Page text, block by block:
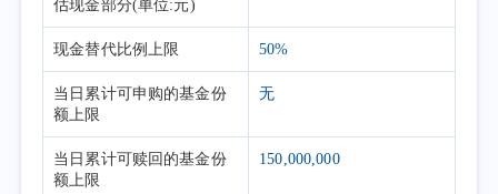
估现金部分(单位:元)
现金替代比例上限 50%
当日累计可申购的基金份
额上限
无
当日累计可赎回的基金份
额上限
150,000,000